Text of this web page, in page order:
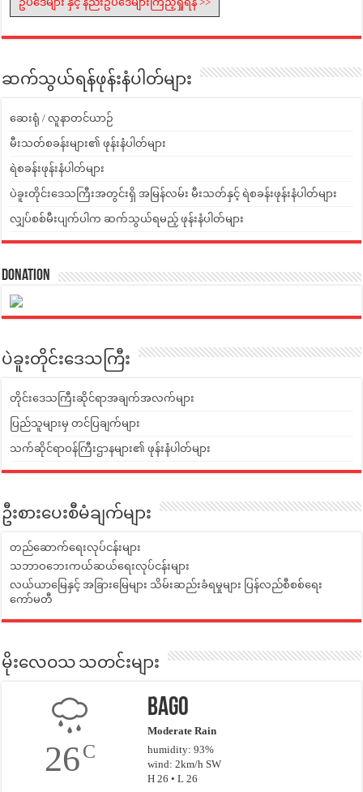
ဆက်သွယ်ရန်ဖုန်းနံပါတ်များ
ဆေးရုံ / လူနာတင်ယာဉ်
မီးသတ်စခန်းများ၏ ဖုန်းနံပါတ်များ
ရဲစခန်းဖုန်းနံပါတ်များ
ပဲခူးတိုင်းဒေသကြီးအတွင်းရှိ အမြန်လမ်း မီးသတ်နှင့် ရဲစခန်းဖုန်းနံပါတ်များ
လျှပ်စစ်မီးပျက်ပါက ဆက်သွယ်ရမည့် ဖုန်းနံပါတ်များ
Donation
ပဲခူးတိုင်းဒေသကြီး
တိုင်းဒေသကြီးဆိုင်ရာအချက်အလက်များ
ပြည်သူများမှ တင်ပြချက်များ
သက်ဆိုင်ရာဝန်ကြီးဌာနများ၏ ဖုန်းနံပါတ်များ
ဦးစားပေးစီမံချက်များ
တည်ဆောက်ရေးလုပ်ငန်းများ
သဘာဝဘေးကယ်ဆယ်ရေးလုပ်ငန်းများ
လယ်ယာမြေနှင့် အခြားမြေများ သိမ်းဆည်းခံရမှုများ ပြန်လည်စီစစ်ရေး
ကော်မတီ
မိုးလေဝသ သတင်းများ
26C
Bago
Moderate Rain
humidity: 93%
wind: 2km/h SW
H 26 • L 26